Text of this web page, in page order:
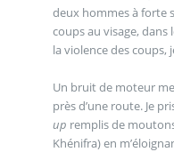
deux hommes à forte
coups au visage, dans
la violence des coups,
Un bruit de moteur
près d’une route. Je
up remplis de
Khénifra) en